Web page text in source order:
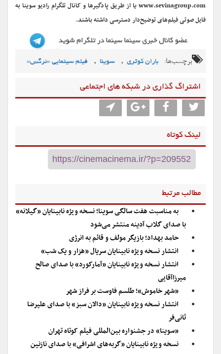
www.sevinagroup.com یا از طریق پادگیر‌ها و کانال تلگرام رادیو سوینا به
فایل صوتی فیلم‌های توضیح‌دار دسترسی داشته باشند.
برچسب‌ها: باران کوثری , سوینا , فیلم سینمایی «نرگس»
اشتراگ گذاری در شبکه های اجتماعی
لینک کوتاه
مطالب مرتبط
به مناسبت هفت سالگی سوینا؛ نسخه ویژه نابینایان «گیلانه»
با صدای گلاب آدینه منتشر می‌شود
حامد بهداد؛ بازیگر مولف و قائم به انرژی
انتشار نسخه ویژه نابینایان سریال «هزار و یک شب»
انتشار نسخه ویژه نابینایان «آمارکورد» با صدای صالح
میرزاآقایی
«شهر خاموش»؛ طلسم فاوست بر فراز شهر
انتشار نسخه ویژه نابینایان «دالان سبز» با صدای علیرضا
ثانی‌فر
«سوینا» در جشنواره بین‌المللی فیلم کوتاه تهران
نسخه ویژه نابینایان «گربه‌های اشرافی» با صدای نازنین